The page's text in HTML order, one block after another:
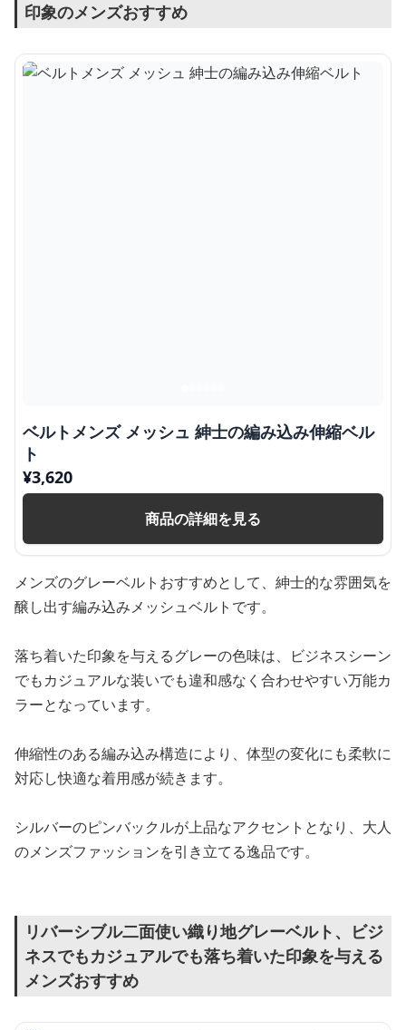
印象のメンズおすすめ
ベルトメンズ メッシュ 紳士の編み込み伸縮ベル
ト
¥3,620
商品の詳細を見る
メンズのグレーベルトおすすめとして、紳士的な雰囲気を
醸し出す編み込みメッシュベルトです。
落ち着いた印象を与えるグレーの色味は、ビジネスシーン
でもカジュアルな装いでも違和感なく合わせやすい万能カ
ラーとなっています。
伸縮性のある編み込み構造により、体型の変化にも柔軟に
対応し快適な着用感が続きます。
シルバーのピンバックルが上品なアクセントとなり、大人
のメンズファッションを引き立てる逸品です。
リバーシブル二面使い織り地グレーベルト、ビジ
ネスでもカジュアルでも落ち着いた印象を与える
メンズおすすめ